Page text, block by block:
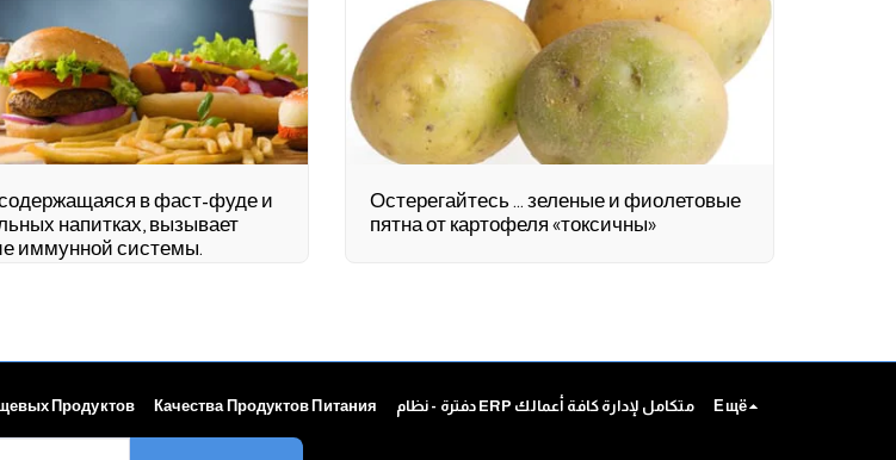
в фаст-фуде и
напитках, вызывает
иммунной системы.
Остерегайтесь ... зеленые и фиолетовые
пятна от картофеля «токсичны»
Продуктов Качества Продуктов Питания دفترة - نظام ERP متكامل لإدارة كافة أعمالك Ещё